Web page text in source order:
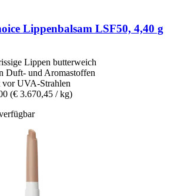
Lippenbalsam LSF50, 4,40 g
Lippen butterweich
Duft- und Aromastoffen
vor UVA-Strahlen
(€ 3.670,45 / kg)